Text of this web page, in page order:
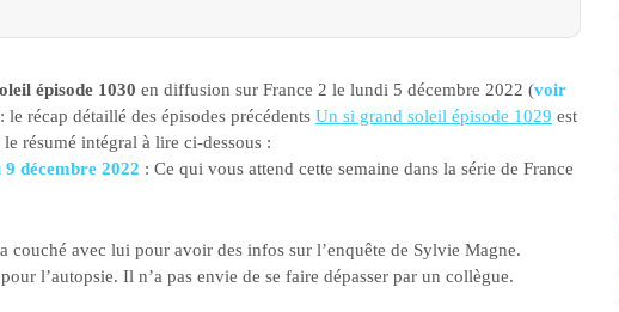
épisode 1030 en diffusion sur France 2 le lundi 5 décembre 2022 (voir
le récap détaillé des épisodes précédents Un si grand soleil épisode 1029 est
résumé intégral à lire ci-dessous :
décembre 2022 : Ce qui vous attend cette semaine dans la série de France
couché avec lui pour avoir des infos sur l’enquête de Sylvie Magne.
l’autopsie. Il n’a pas envie de se faire dépasser par un collègue.